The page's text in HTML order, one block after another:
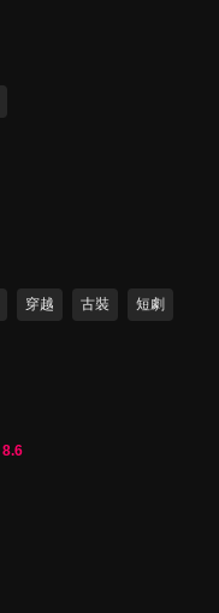
穿越 古裝 短劇
8.6